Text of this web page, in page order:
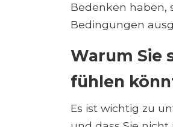
Bedenken haben,
Bedingungen
Warum Sie
fühlen
Es ist wichtig zu